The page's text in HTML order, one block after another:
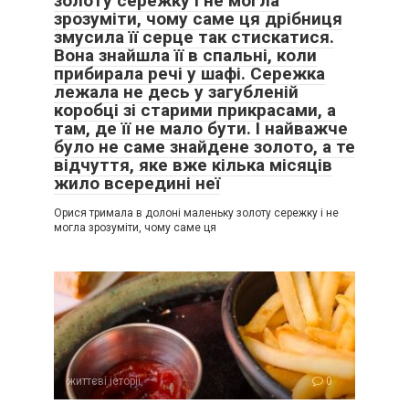
Сказала, що я тут ніхто, що я заважаю їй жити. Оце таку
змію ти на грудях пригрів!
Богдан глянув на Оксану, чекаючи на пояснення, але вона
лише мовчала, даючи йому можливість самому прийняти
рішення. Він бачив її втому, її рішучість і ту глибоку образу,
яка накопичувалася місяцями.
— Богдане, я більше не можу, — тихо сказала Оксана. —
Або вона їде сьогодні, або я йду завтра. Вибирай.
Галина Петрівна припинила плакати й вичікувально
знала, що Богдан завжди був слухняним, завжди ставив її
інтереси вище за власні.
Богдан стояв у коридорі, і ці кілька хвилин здалися
вічністю. Він згадав усі ті моменти, коли мати втручалася в
їхнє життя, як вона вичитувала Оксану за неправильно
куплені штори, як насміхалася з її хобі, як постійно
зрозуміти, чому саме ця дрібниця
змусила її серце так стискатися.
Вона знайшла її в спальні, коли
прибирала речі у шафі. Сережка
лежала не десь у загубленій
коробці зі старими прикрасами, а
там, де її не мало бути. І найважче
було не саме знайдене золото, а те
відчуття, яке вже кілька місяців
жило всередині неї
Орися тримала в долоні маленьку золоту сережку і не
могла зрозуміти, чому саме ця
життєві історії 0